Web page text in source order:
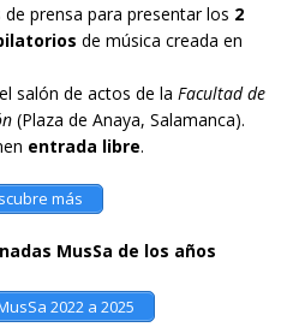
prensa para presentar los 2
de música creada en
salón de actos de la Facultad de
(Plaza de Anaya, Salamanca).
entrada libre.
más
MusSa de los años
2022 a 2025